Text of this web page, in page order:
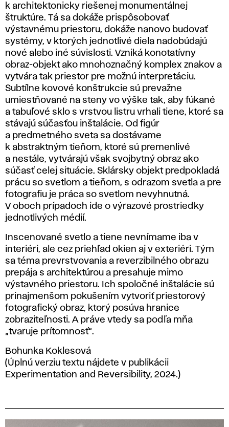
k architektonicky riešenej monumentálnej
štruktúre. Tá sa dokáže prispôsobovať
výstavnému priestoru, dokáže nanovo budovať
systémy, v ktorých jednotlivé diela nadobúdajú
nové alebo iné súvislosti. Vzniká konotatívny
obraz-objekt ako mnohoznačný komplex znakov a
vytvára tak priestor pre možnú interpretáciu.
Subtílne kovové konštrukcie sú prevažne
umiestňované na steny vo výške tak, aby fúkané
a tabuľové sklo s vrstvou listru vrhali tiene, ktoré sa
stávajú súčasťou inštalácie. Od figúr
a predmetného sveta sa dostávame
k abstraktným tieňom, ktoré sú premenlivé
a nestále, vytvárajú však svojbytný obraz ako
súčasť celej situácie. Sklársky objekt predpokladá
prácu so svetlom a tieňom, s odrazom svetla a pre
fotografiu je práca so svetlom nevyhnutná.
V oboch prípadoch ide o výrazové prostriedky
jednotlivých médií.
Inscenované svetlo a tiene nevnímame iba v
interiéri, ale cez priehľad okien aj v exteriéri. Tým
sa téma prevrstvovania a reverzibilného obrazu
prepája s architektúrou a presahuje mimo
výstavného priestoru. Ich spoločné inštalácie sú
prinajmenšom pokušením vytvoriť priestorový
fotografický obraz, ktorý posúva hranice
zobraziteľnosti. A práve vtedy sa podľa mňa
„tvaruje prítomnosť“.
Bohunka Koklesová
(Úplnú verziu textu nájdete v publikácii
Experimentation and Reversibility, 2024.)